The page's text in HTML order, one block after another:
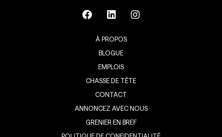
À PROPOS
BLOGUE
EMPLOIS
CHASSE DE TÊTE
CONTACT
ANNONCEZ AVEC NOUS
GRENIER EN BREF